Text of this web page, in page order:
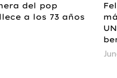
del pop
a los 73 años